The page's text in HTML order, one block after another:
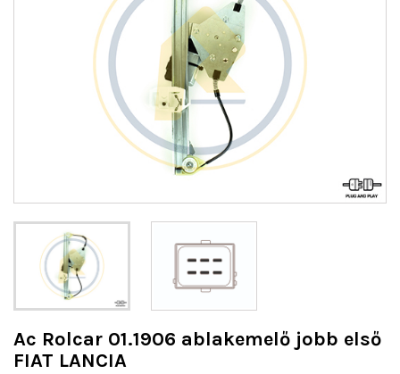
Ac Rolcar 01.1906 ablakemelő jobb első
FIAT LANCIA